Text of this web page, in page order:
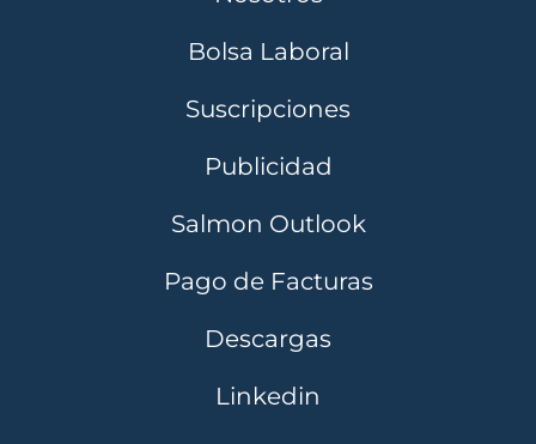
Bolsa Laboral
Suscripciones
Publicidad
Salmon Outlook
Pago de Facturas
Descargas
Linkedin